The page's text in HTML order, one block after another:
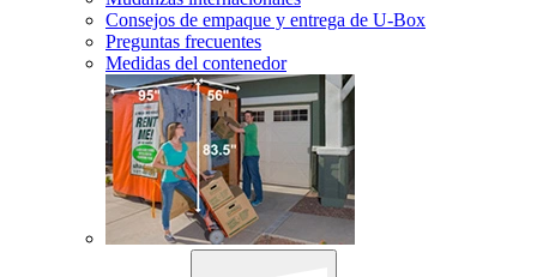
Consejos de empaque y entrega de U-Box
Preguntas frecuentes
Medidas del contenedor